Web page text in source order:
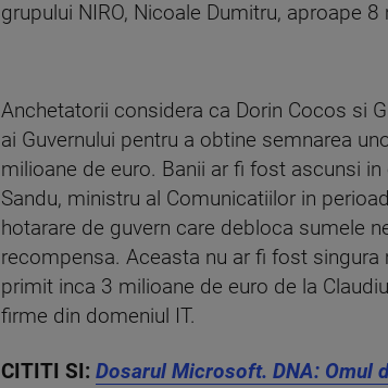
grupului NIRO, Nicoale Dumitru, aproape
Anchetatorii considera ca Dorin Cocos si
ai Guvernului pentru a obtine semnarea
milioane de euro. Banii ar fi fost ascunsi
Sandu, ministru al Comunicatiilor in
hotarare de guvern care debloca sumele
recompensa. Aceasta nu ar fi fost
primit inca 3 milioane de euro de la
firme din domeniul IT.
CITITI SI: Dosarul Microsoft. DNA: Omul